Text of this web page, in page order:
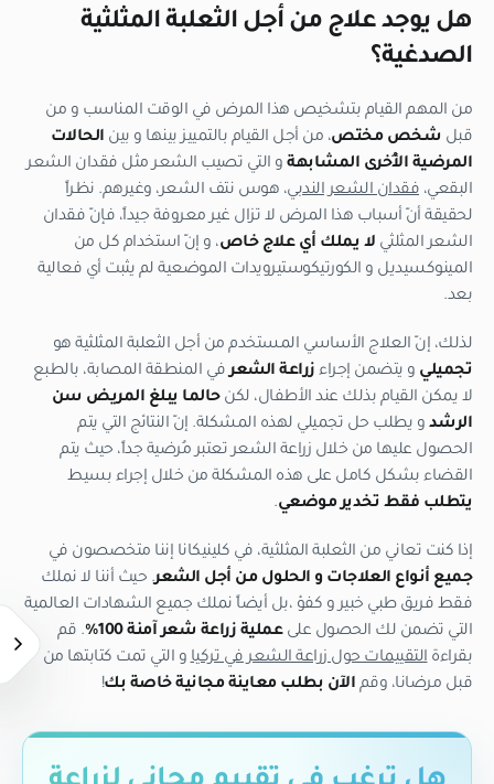
هل يوجد علاج من أجل الثعلبة المثلثية
الصدغية؟
من المهم القيام بتشخيص هذا المرض في الوقت المناسب و من
قبل شخص مختص، من أجل القيام بالتمييز بينها و بين الحالات
المرضية الأُخرى المشابهة و التي تصيب الشعر مثل فقدان الشعر
البقعي، فقدان الشعر الندبي، هوس نتف الشعر، وغيرهم. نظراً
لحقيقة أنّ أسباب هذا المرض لا تزال غير معروفة جيداً، فإنّ فقدان
الشعر المثلثي لا يملك أي علاج خاص، و إنّ استخدام كل من
المينوكسيديل و الكورتيكوستيرويدات الموضعية لم يثبت أي فعالية
بعد.
لذلك، إنّ العلاج الأساسي المستخدم من أجل الثعلبة المثلثية هو
تجميلي و يتضمن إجراء زراعة الشعرفي المنطقة المصابة، بالطبع
لا يمكن القيام بذلك عند الأطفال، لكنحالما يبلغ المريض سن
الرشد و يطلب حل تجميلي لهذه المشكلة. إنّ النتائج التي يتم
الحصول عليها من خلال زراعة الشعر تعتبر مُرضية جداً، حيث يتم
القضاء بشكل كامل على هذه المشكلة من خلال إجراء بسيط
يتطلب فقط تخدير موضعي.
إذا كنت تعاني من الثعلبة المثلثية، في كلينيكانا إننا متخصصون في
جميع أنواع العلاجات و الحلول من أجل الشعر. حيث أننا لا نملك
فقط فريق طبي خبير و كفؤ ،بل أيضاً نملك جميع الشهادات العالمية
التي تضمن لك الحصول علىعملية زراعة شعر آمنة 100%
. قم
بقراءةالتقييمات حول زراعة الشعر في تركياو التي تمت كتابتها من
قبل مرضانا، وقم الآن بطلب معاينة مجانية خاصة بك!